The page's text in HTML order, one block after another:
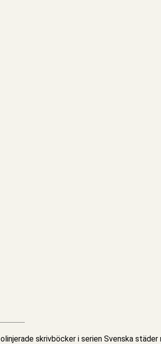
olinjerade skrivböcker i serien Svenska städer